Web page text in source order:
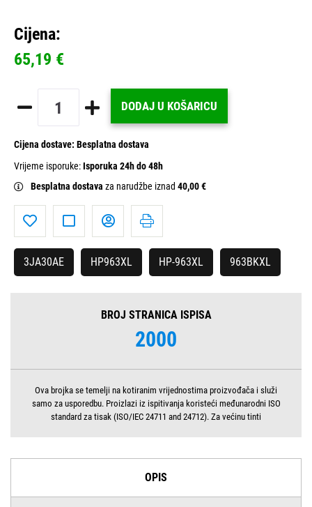
Cijena:
65,19 €
DODAJ U KOŠARICU
Cijena dostave: Besplatna dostava
Vrijeme isporuke:Isporuka 24h do 48h
Besplatna dostava za narudžbe iznad 40,00 €
3JA30AE HP963XL HP-963XL 963BKXL
BROJ STRANICA ISPISA
2000
Ova brojka se temelji na kotiranim vrijednostima proizvođača i služi
samo za usporedbu. Proizlazi iz ispitivanja koristeći međunarodni ISO
standard za tisak (ISO/IEC 24711 and 24712). Za većinu tinti
OPIS